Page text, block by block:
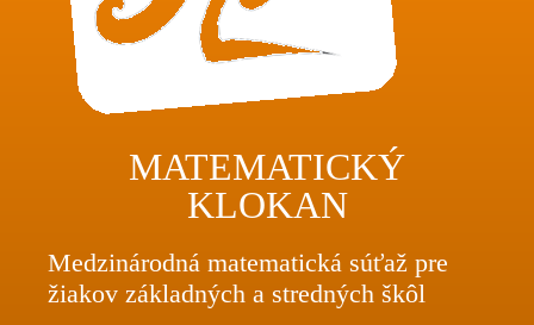
MATEMATICKÝ
KLOKAN
Medzinárodná matematická súťaž pre
žiakov základných a stredných škôl